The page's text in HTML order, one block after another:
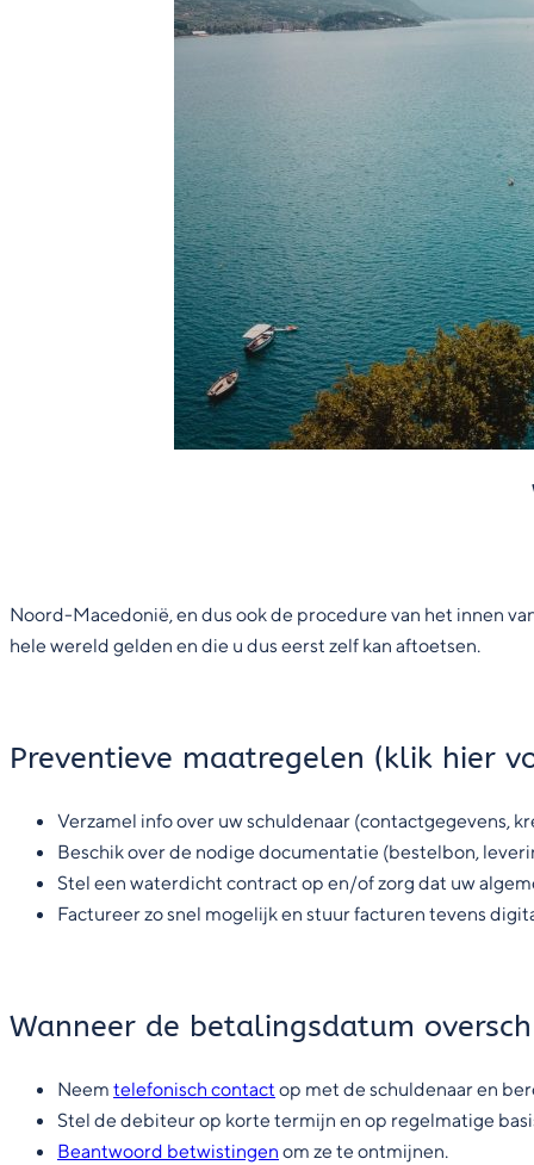
Noord-Macedonië, en dus ook de procedure van het innen
hele wereld gelden en die u dus eerst zelf kan aftoetsen.
Preventieve maatregelen (klik hier
Verzamel info over uw schuldenaar (contactgegevens,
Beschik over de nodige documentatie (bestelbon,
Stel een waterdicht contract op en/of zorg dat uw
Factureer zo snel mogelijk en stuur facturen tevens
Wanneer de betalingsdatum
Neem telefonisch contact op met de schuldenaar en
Stel de debiteur op korte termijn en op regelmatige
Beantwoord betwistingen om ze te ontmijnen.